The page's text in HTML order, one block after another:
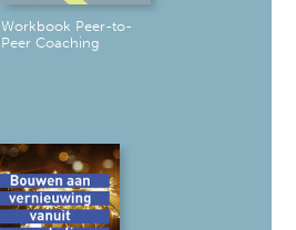
Workbook Peer-to-
Peer Coaching